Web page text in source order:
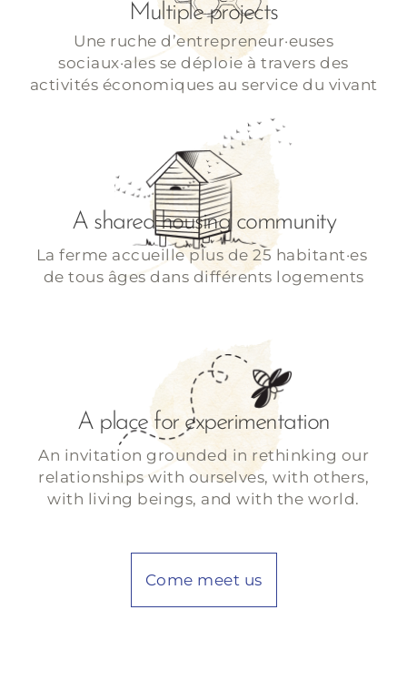
Multiple projects
Une ruche d’entrepreneur·euses
sociaux·ales se déploie à travers des
activités économiques au service du vivant
A shared housing community
La ferme accueille plus de 25 habitant·es
de tous âges dans différents logements
A place for experimentation
An invitation grounded in rethinking our
relationships with ourselves, with others,
with living beings, and with the world.
Come meet us